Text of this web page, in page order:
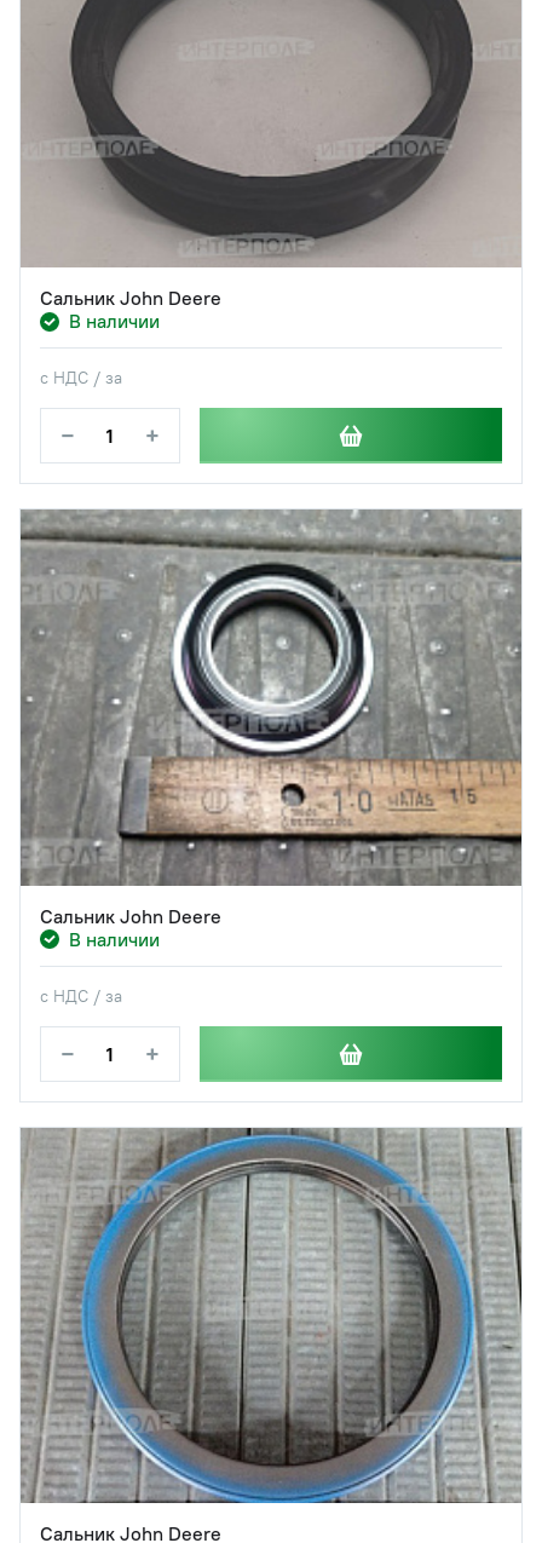
Сальник John Deere
В наличии
с НДС / за
− +
Сальник John Deere
В наличии
с НДС / за
− +
Сальник John Deere